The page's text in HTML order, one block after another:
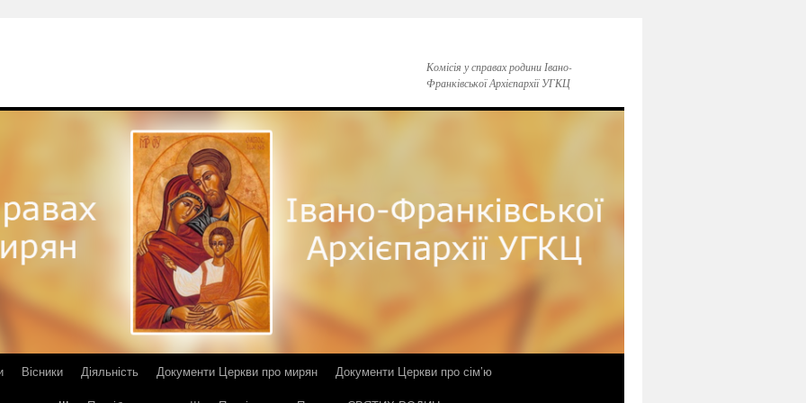
Комісія у справах родини Івано-
Франківської Архієпархії УГКЦ
Вісники Діяльність Документи Церкви про мирян
Документи Церкви про сім’ю